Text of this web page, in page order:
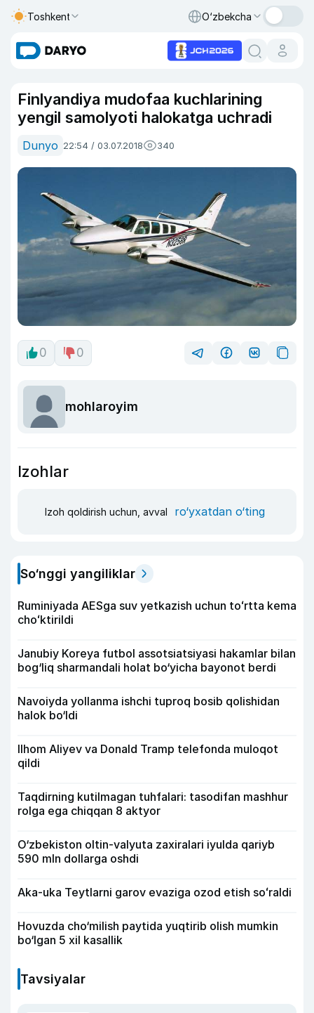
Toshkent O‘zbekcha
Finlyandiya mudofaa kuchlarining
yengil samolyoti halokatga uchradi
Dunyo 22:54 / 03.07.2018 340
0 0
mohlaroyim
Izohlar
Izoh qoldirish uchun, avval ro‘yxatdan o‘ting
So‘nggi yangiliklar
Ruminiyada AESga suv yetkazish uchun toʻrtta kema
choʻktirildi
Janubiy Koreya futbol assotsiatsiyasi hakamlar bilan
bog‘liq sharmandali holat bo‘yicha bayonot berdi
Navoiyda yollanma ishchi tuproq bosib qolishidan
halok bo‘ldi
Ilhom Aliyev va Donald Tramp telefonda muloqot
qildi
Taqdirning kutilmagan tuhfalari: tasodifan mashhur
rolga ega chiqqan 8 aktyor
O‘zbekiston oltin-valyuta zaxiralari iyulda qariyb
590 mln dollarga oshdi
Aka-uka Teytlarni garov evaziga ozod etish soʻraldi
Hovuzda cho‘milish paytida yuqtirib olish mumkin
bo‘lgan 5 xil kasallik
Tavsiyalar